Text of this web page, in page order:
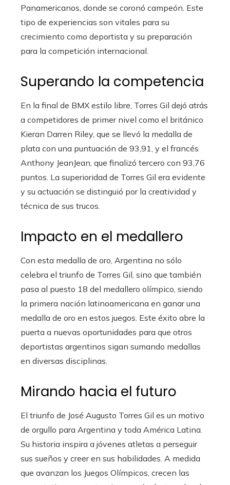
Panamericanos, donde se coronó campeón. Este
tipo de experiencias son vitales para su
crecimiento como deportista y su preparación
para la competición internacional.
Superando la competencia
En la final de BMX estilo libre, Torres Gil dejó atrás
a competidores de primer nivel como el británico
Kieran Darren Riley, que se llevó la medalla de
plata con una puntuación de 93,91, y el francés
Anthony JeanJean, que finalizó tercero con 93,76
puntos. La superioridad de Torres Gil era evidente
y su actuación se distinguió por la creatividad y
técnica de sus trucos.
Impacto en el medallero
Con esta medalla de oro, Argentina no sólo
celebra el triunfo de Torres Gil, sino que también
pasa al puesto 18 del medallero olímpico, siendo
la primera nación latinoamericana en ganar una
medalla de oro en estos juegos. Este éxito abre la
puerta a nuevas oportunidades para que otros
deportistas argentinos sigan sumando medallas
en diversas disciplinas.
Mirando hacia el futuro
El triunfo de José Augusto Torres Gil es un motivo
de orgullo para Argentina y toda América Latina.
Su historia inspira a jóvenes atletas a perseguir
sus sueños y creer en sus habilidades. A medida
que avanzan los Juegos Olímpicos, crecen las